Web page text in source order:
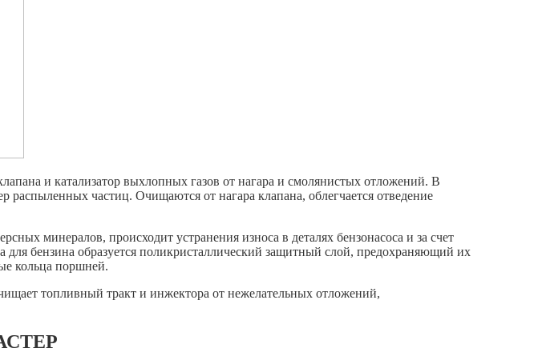
и катализатор выхлопных газов от нагара и смолянистых отложений. В
распыленных частиц. Очищаются от нагара клапана, облегчается отведение
минералов, происходит устранения износа в деталях бензонасоса и за счет
для бензина образуется поликристаллический защитный слой, предохраняющий их
кольца поршней.
топливный тракт и инжектора от нежелательных отложений,